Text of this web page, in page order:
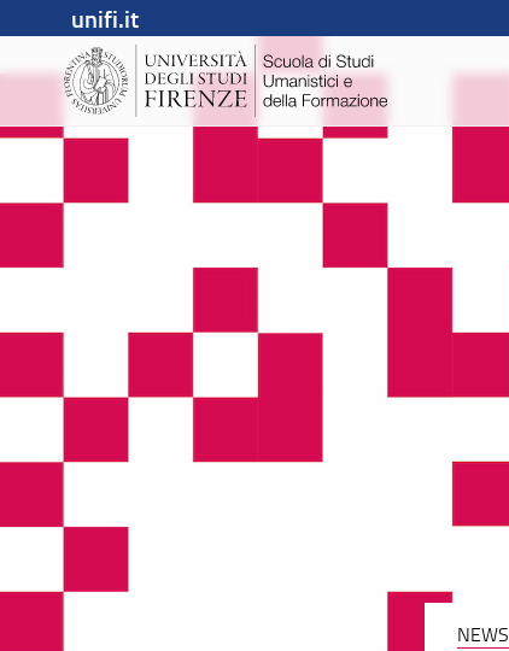
unifi.it
NEWS